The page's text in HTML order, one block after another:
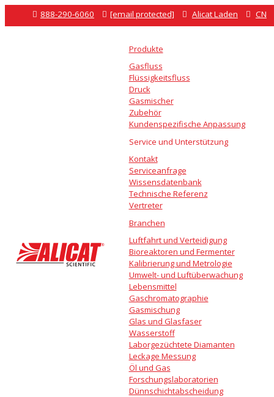
 888-290-6060  [email protected]  Alicat Laden  CN
Produkte
Gasfluss
Flüssigkeitsfluss
Druck
Gasmischer
Zubehör
Kundenspezifische Anpassung
Service und Unterstützung
Kontakt
Serviceanfrage
Wissensdatenbank
Technische Referenz
Vertreter
Branchen
Luftfahrt und Verteidigung
Bioreaktoren und Fermenter
Kalibrierung und Metrologie
Umwelt- und Luftüberwachung
Lebensmittel
Gaschromatographie
Gasmischung
Glas und Glasfaser
Wasserstoff
Laborgezüchtete Diamanten
Leckage Messung
Öl und Gas
Forschungslaboratorien
Dünnschichtabscheidung